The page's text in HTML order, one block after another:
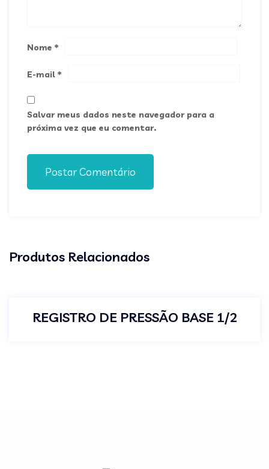
Nome *
E-mail *
Salvar meus dados neste navegador para a
próxima vez que eu comentar.
Postar Comentário
Produtos Relacionados
REGISTRO DE PRESSÃO BASE 1/2